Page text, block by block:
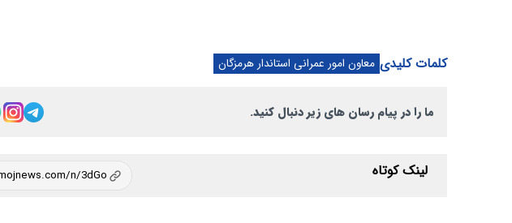
کلمات کلیدی معاون امور عمرانی استاندار هرمزگان
ما را در پیام رسان های زیر دنبال کنید.
لینک کوتاه